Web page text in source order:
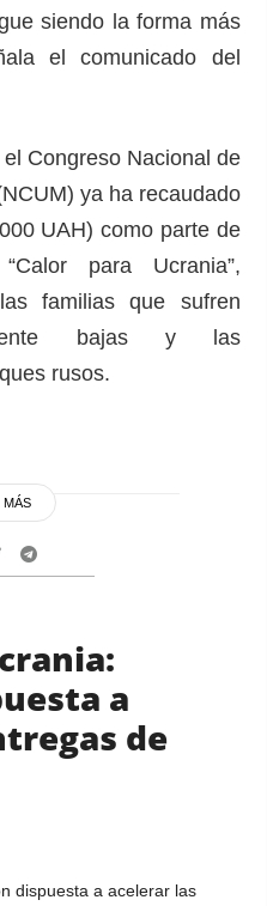
siendo la forma más
el comunicado del
Congreso Nacional de
ya ha recaudado
UAH) como parte de
para Ucrania”,
familias que sufren
bajas y las
rusos.
MÁS
a
de